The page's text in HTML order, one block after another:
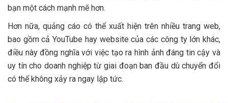
bạn một cách mạnh mẽ hơn.
Hơn nữa, quảng cáo có thể xuất hiện trên nhiều trang web,
bao gồm cả YouTube hay website của các công ty lớn khác,
điều này đồng nghĩa với việc tạo ra hình ảnh đáng tin cậy và
uy tín cho doanh nghiệp từ giai đoạn ban đầu dù chuyển đổi
có thể không xảy ra ngay lập tức.